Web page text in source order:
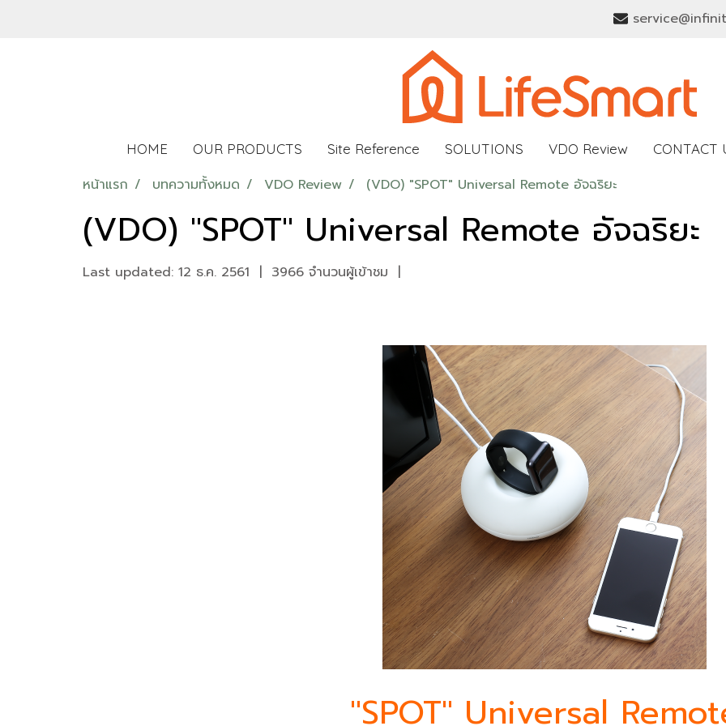
HOME OUR PRODUCTS Site Reference SOLUTIONS VDO Review CONTACT
หน้าแรก บทความทั้งหมด VDO Review (VDO) "SPOT" Universal Remote อัจฉริยะ
(VDO) "SPOT" Universal Remote อัจฉริยะ
Last updated: 12 ธ.ค. 2561 | 3966 จำนวนผู้เข้าชม |
"SPOT" Universal